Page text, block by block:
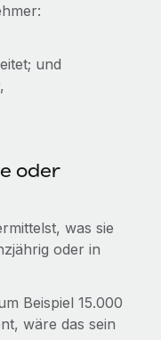
von
sein Team mit
Contractor
und
oder
was sie
oder in
Beispiel 15.000
wäre das sein